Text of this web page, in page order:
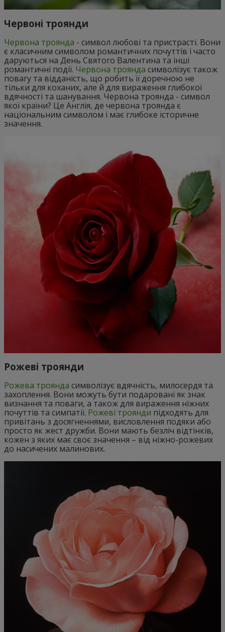
Червоні троянди
Червона троянда - символ любові та пристрасті. Вони
є класичним символом романтичних почуттів і часто
даруються на День Святого Валентина та інші
романтичні події. Червона троянда символізує також
повагу та відданість, що робить її доречною не
тільки для коханих, але й для вираження глибокої
вдячності та шанування. Червона троянда - символ
якої країни? Це Англія, де червона троянда є
національним символом і має глибоке історичне
значення.
Рожеві троянди
Рожева троянда символізує вдячність, милосердя та
захоплення. Вони можуть бути подаровані як знак
визнання та поваги, а також для вираження ніжних
почуттів та симпатії. Рожеві троянди підходять для
привітань з досягненнями, висловлення подяки або
просто як жест дружби. Вони мають безліч відтінків,
кожен з яких має своє значення – від ніжно-рожевих
до насичених малинових.